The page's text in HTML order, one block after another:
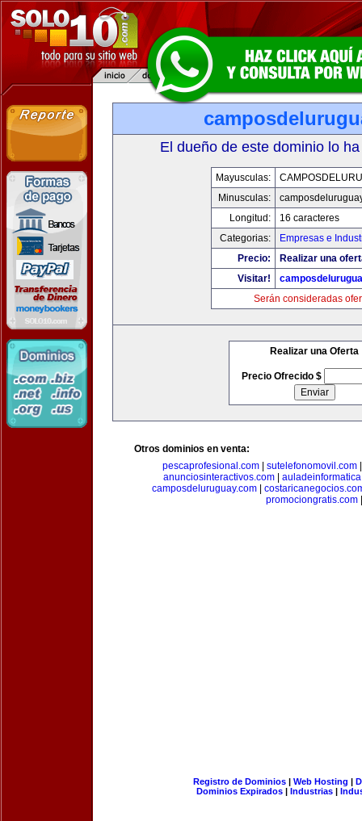
El dueño de este dominio lo
Mayusculas:
Minusculas:
Longitud:
16 caracteres
Categorias:
Empresas e
Precio:
Realizar una
Visitar!
Serán consideradas
Realizar una Oferta
Precio Ofrecido $
Otros dominios en venta:
pescaprofesional.com| sutelefonomovil.com
anunciosinteractivos.com|
camposdeluruguay.com|
promociongratis.com
Registro de Dominios| Web Hosting |
Dominios Expirados | Industrias |